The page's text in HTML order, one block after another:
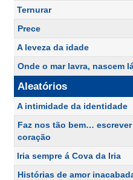
Ternurar
Prece
A leveza da idade
Onde o mar lavra, nascem
Aleatórios
A intimidade da identidade
Faz nos tão bem…
coração
Iria sempre á Cova da Iria
Histórias de amor